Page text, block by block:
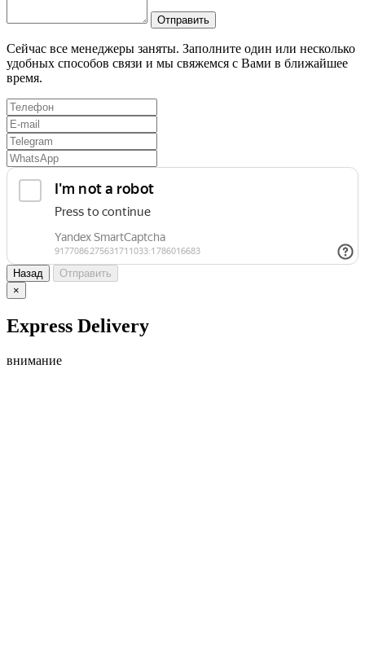
Отправить
Сейчас все менеджеры заняты. Заполните один или несколько
удобных способов связи и мы свяжемся с Вами в ближайшее
время.
Назад
Отправить
×
Express Delivery
внимание